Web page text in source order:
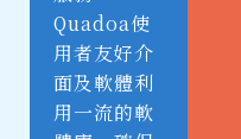
Quadoa使
用者友好介
面及軟體利
用一流的軟